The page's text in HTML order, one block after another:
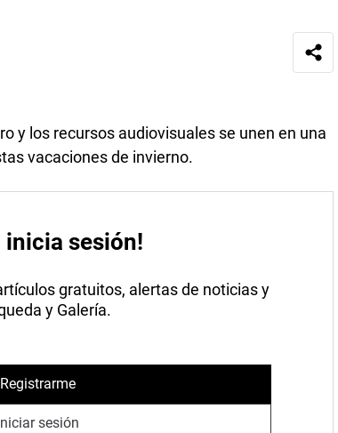
y los recursos audiovisuales se unen en una
vacaciones de invierno.
inicia sesión!
gratuitos, alertas de noticias y
y Galería.
Registrarme
sesión